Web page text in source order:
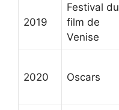
2019
Festival du
film de
Venise
2020 Oscars